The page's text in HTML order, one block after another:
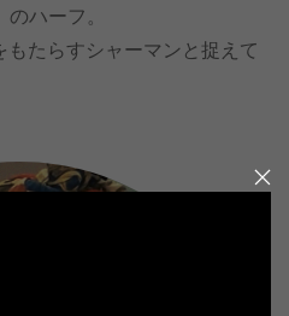
ハーフ。
もたらすシャーマンと捉えて